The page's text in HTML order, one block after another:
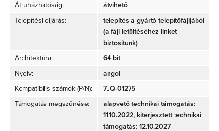
Átruházhatóság:
átvihető
Telepítési eljárás:
telepítés a gyártó telepítőfájljából
(a fájl letöltéséhez linket
biztosítunk)
Architektúra:
64 bit
Nyelv:
angol
Kompatibilis számok (P/N):
7JQ-01275
Támogatás megszűnése:
alapvető technikai támogatás:
11.10.2022, kiterjesztett technikai
támogatás: 12.10.2027